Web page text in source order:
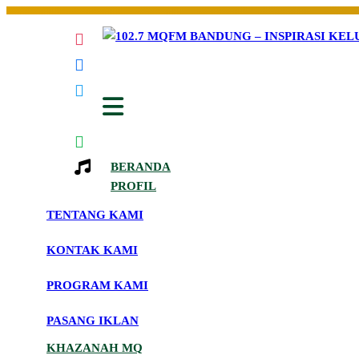
Skip
102.7 MQFM Bandung – Inspirasi
BERANDA
PROFIL
TENTANG KAMI
KONTAK KAMI
PROGRAM KAMI
PASANG IKLAN
KHAZANAH MQ